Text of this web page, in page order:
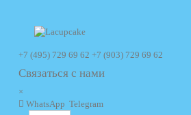
+7 (495) 729 69 62 +7 (903) 729 69 62
Связаться с нами
×
WhatsApp Telegram